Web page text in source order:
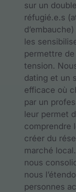
sur un
réfugié.e.s
les
permettre
tension.
dating et un
efficace où
par un
leur permet
comprendre
créer du
marché
nous
nous
personnes